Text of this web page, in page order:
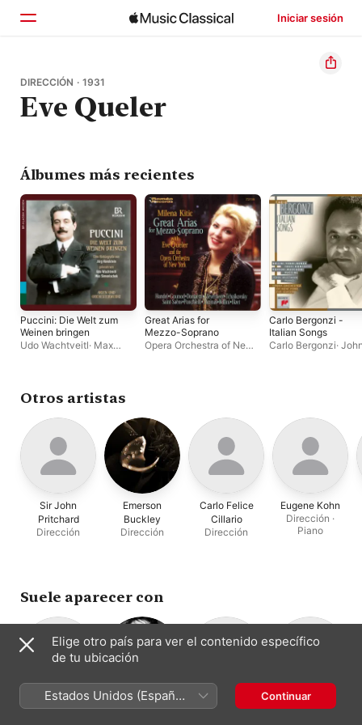
Iniciar sesión
Inicio
Explorar
DIRECCIÓN · 1931
Eve Queler
Álbumes más recientes
Puccini: Die Welt zum
Weinen bringen
Udo Wachtveitl· Max
Great Arias for
Mezzo-Soprano
Opera Orchestra of New
Carlo Bergonzi -
Italian Songs
Carlo Bergonzi·
Otros artistas
Sir John
Pritchard
Dirección
Emerson
Buckley
Dirección
Carlo Felice
Cillario
Dirección
Eugene Kohn
Dirección ·
Piano
Suele aparecer con
Opera Orchestra
Leonie Rysanek
Katherine
Elige otro país para ver el contenido específico
de tu ubicación
Estados Unidos (Español
México)
Continuar